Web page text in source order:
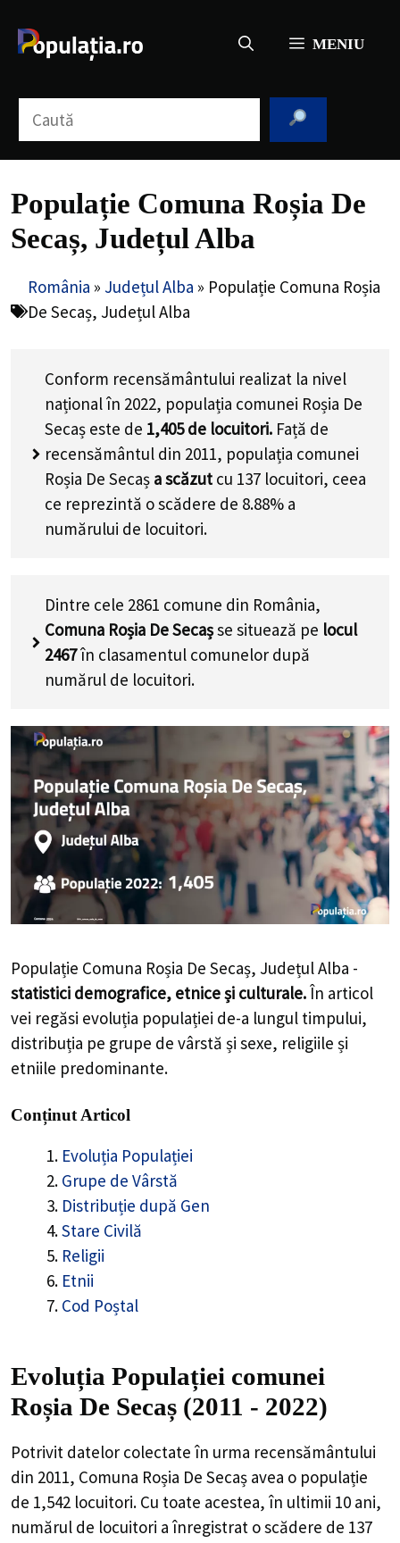
conținut
MENIU
Populație Comuna Roșia De
Secaș, Județul Alba
România » Județul Alba » Populație Comuna Roșia
De Secaș, Județul Alba
Conform recensământului realizat la nivel
național în 2022, populația comunei Roșia De
Secaș este de 1,405de locuitori. Față de
recensământul din 2011, populația comunei
Roșia De Secaș a scăzut cu 137 locuitori, ceea
ce reprezintă o scădere de 8.88% a
numărului de locuitori.
Dintre cele 2861 comune din România,
Comuna Roșia De Secașse situează pe locul
2467în clasamentul comunelor după
numărul de locuitori.
Populație Comuna Roșia De Secaș, Județul Alba -
statistici demografice, etnice și culturale.În articol
vei regăsi evoluția populației de-a lungul timpului,
distribuția pe grupe de vârstă și sexe, religiile și
etniile predominante.
Conținut Articol
Evoluția Populației
Grupe de Vârstă
Distribuție după Gen
Stare Civilă
Religii
Etnii
Cod Poștal
Evoluția Populației comunei
Roșia De Secaș (2011 - 2022)
Potrivit datelor colectate în urma recensământului
din 2011, Comuna Roșia De Secaș avea o populație
de 1,542 locuitori. Cu toate acestea, în ultimii 10 ani,
numărul de locuitori a înregistrat oscădere de 137